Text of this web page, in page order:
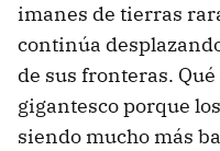
imanes de tierras
continúa
de sus fronteras.
gigantesco porque
siendo mucho más